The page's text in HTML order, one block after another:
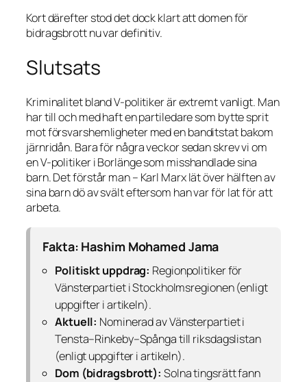
Kort därefter stod det dock klart att domen för
bidragsbrott nu var definitiv.
Slutsats
Kriminalitet bland V-politiker är extremt vanligt. Man
har till och med haft en partiledare som bytte sprit
mot försvarshemligheter med en banditstat bakom
järnridån. Bara för några veckor sedan skrev vi om
en V-politiker i Borlänge som misshandlade sina
barn. Det förstår man – Karl Marx lät över hälften av
sina barn dö av svält eftersom han var för lat för att
arbeta.
Fakta: Hashim Mohamed Jama
Politiskt uppdrag: Regionpolitiker för
Vänsterpartiet i Stockholmsregionen (enligt
uppgifter i artikeln).
Aktuell: Nominerad av Vänsterpartiet i
Tensta–Rinkeby–Spånga till riksdagslistan
(enligt uppgifter i artikeln).
Dom (bidragsbrott): Solna tingsrätt fann